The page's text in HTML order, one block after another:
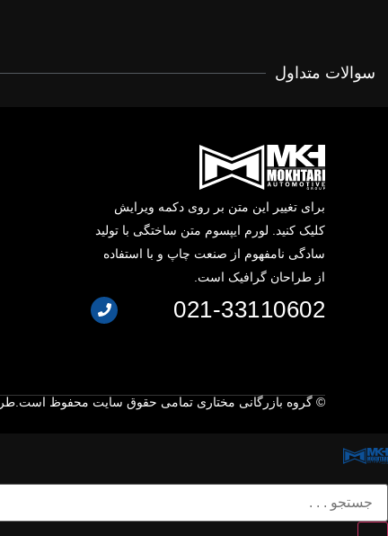
سوالات متداول
برای تغییر این متن بر روی دکمه ویرایش
کلیک کنید. لورم ایپسوم متن ساختگی با تولید
سادگی نامفهوم از صنعت چاپ و با استفاده
از طراحان گرافیک است.
021-33110602
© گروه بازرگانی مختاری تمامی حقوق سایت محفوظ است.